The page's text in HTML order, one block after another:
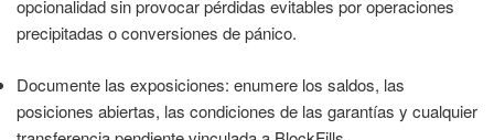
opcionalidad sin provocar pérdidas evitables por operaciones
precipitadas o conversiones de pánico.
Documente las exposiciones: enumere los saldos, las
posiciones abiertas, las condiciones de las garantías y cualquier